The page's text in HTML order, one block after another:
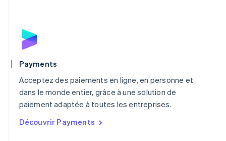
Payments
Acceptez des paiements en ligne, en personne et
dans le monde entier, grâce à une solution de
paiement adaptée à toutes les entreprises.
Découvrir Payments
Norvège
English
English
NederlandsEnglish
Pologne
English
PortuguêsEnglish